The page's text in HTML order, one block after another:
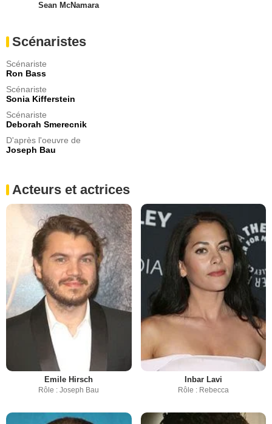
Sean McNamara
Scénaristes
Scénariste
Ron Bass
Scénariste
Sonia Kifferstein
Scénariste
Deborah Smerecnik
D'après l'oeuvre de
Joseph Bau
Acteurs et actrices
Emile Hirsch
Rôle : Joseph Bau
Inbar Lavi
Rôle : Rebecca